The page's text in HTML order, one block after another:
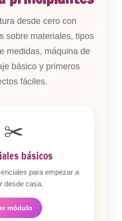
desde cero con
sobre materiales, tipos
medidas, máquina de
básico y primeros
fáciles.
✂️
básicos
para empezar a
desde casa.
módulo